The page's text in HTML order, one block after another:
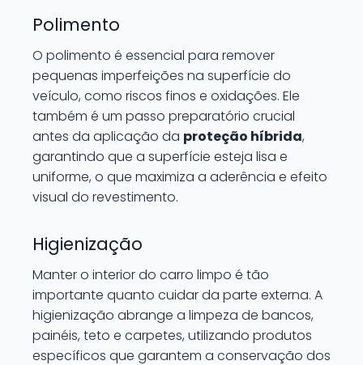
Polimento
O polimento é essencial para remover
pequenas imperfeições na superfície do
veículo, como riscos finos e oxidações. Ele
também é um passo preparatório crucial
antes da aplicação da proteção híbrida,
garantindo que a superfície esteja lisa e
uniforme, o que maximiza a aderência e efeito
visual do revestimento.
Higienização
Manter o interior do carro limpo é tão
importante quanto cuidar da parte externa. A
higienização abrange a limpeza de bancos,
painéis, teto e carpetes, utilizando produtos
específicos que garantem a conservação dos